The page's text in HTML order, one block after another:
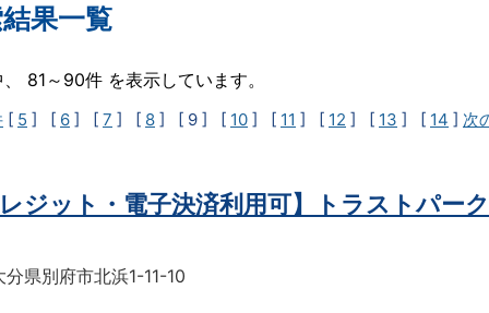
果一覧
81～90件 を表示しています。
[ 5 ] [ 6 ] [ 7 ] [ 8 ] [ 9 ] [ 10 ] [ 11 ] [ 12 ] [ 13 ] [ 14 ] 次
レジット・電子決済利用可】トラストパー
分県別府市北浜1-11-10